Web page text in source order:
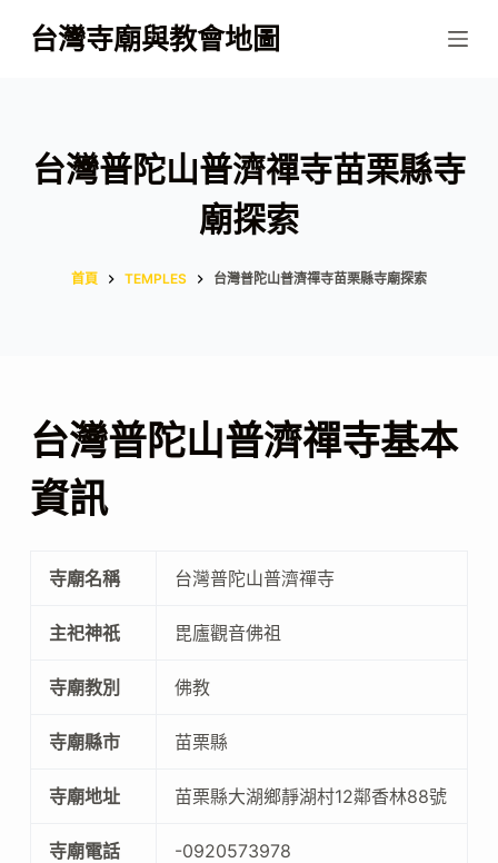
跳
至
容
台灣寺廟與教會地圖
台灣普陀山普濟禪寺苗栗縣寺
廟探索
首頁 TEMPLES 台灣普陀山普濟禪寺苗栗縣寺廟探索
台灣普陀山普濟禪寺基本
資訊
寺廟名稱 台灣普陀山普濟禪寺
主祀神祇 毘廬觀音佛祖
寺廟教別 佛教
寺廟縣市 苗栗縣
寺廟地址 苗栗縣大湖鄉靜湖村12鄰香林88號
寺廟電話 -0920573978